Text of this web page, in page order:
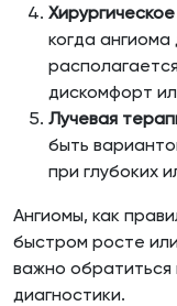
когда
дискомфорт
Лучевая
быть
при глубоких
Ангиомы, как
быстром росте
важно обратиться
диагностики.